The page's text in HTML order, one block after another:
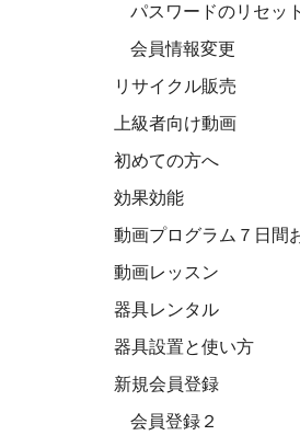
パスワードのリセット
会員情報変更
リサイクル販売
上級者向け動画
初めての方へ
効果効能
動画プログラム７日間
動画レッスン
器具レンタル
器具設置と使い方
新規会員登録
会員登録２